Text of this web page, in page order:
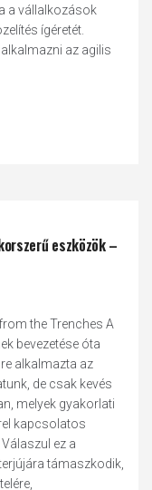
a vállalkozások
ígéretét.
az agilis
eszközök –
the Trenches A
bevezetése óta
alkalmazta az
de csak kevés
melyek gyakorlati
kapcsolatos
ez a
támaszkodik,